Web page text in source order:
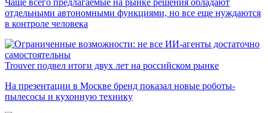
Чаще всего предлагаемые на рынке решения обладают
отдельными автономными функциями, но все еще нуждаются
в контроле человека
Trouver подвел итоги двух лет на российском рынке
На презентации в Москве бренд показал новые роботы-
пылесосы и кухонную технику